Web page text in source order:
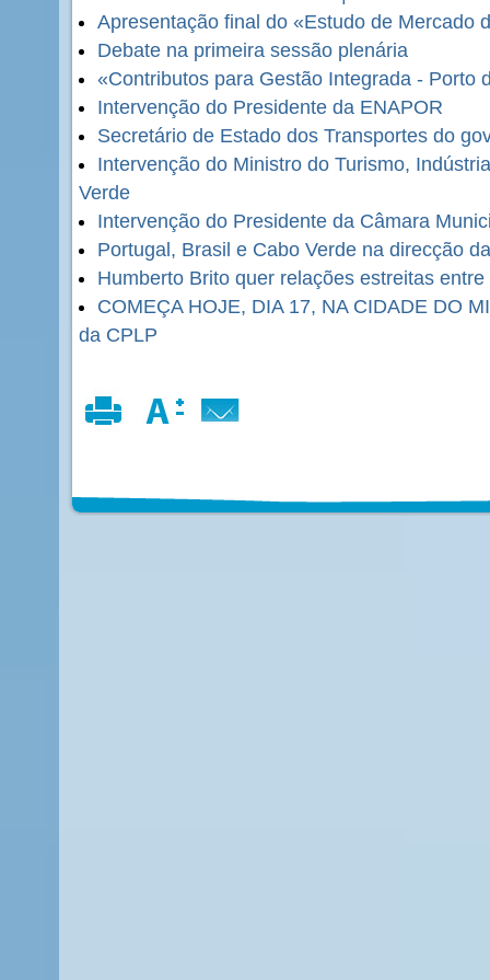
Apresentação final do «Estudo de Mercado
Debate na primeira sessão plenária
«Contributos para Gestão Integrada - Porto
Intervenção do Presidente da ENAPOR
Secretário de Estado dos Transportes do
Intervenção do Ministro do Turismo,
Verde
Intervenção do Presidente da Câmara
Portugal, Brasil e Cabo Verde na direcção
Humberto Brito quer relações estreitas
COMEÇA HOJE, DIA 17, NA CIDADE DO
da CPLP